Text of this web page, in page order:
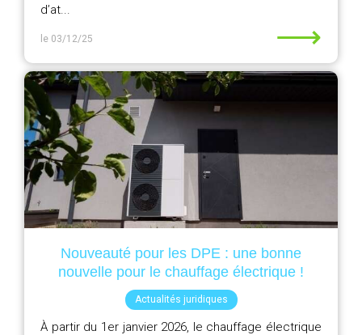
d’at...
le 03/12/25 ⟶
Nouveauté pour les DPE : une bonne
nouvelle pour le chauffage électrique !
Actualités juridiques
À partir du 1er janvier 2026, le chauffage électrique